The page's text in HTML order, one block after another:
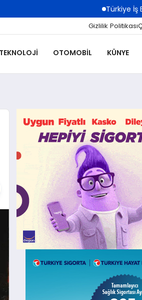
Türkiye İş Bankası
Gizlilik Politikası
OTOMOBIL KÜNYE